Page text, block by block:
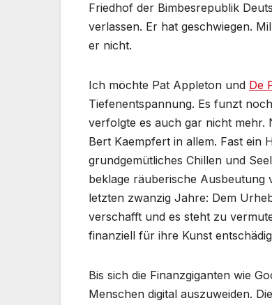
Friedhof der Bimbesrepublik
verlassen. Er hat geschwiegen.
er nicht.
Ich möchte Pat Appleton und De
Tiefenentspannung. Es funzt
verfolgte es auch gar nicht mehr.
Bert Kaempfert in allem. Fast ein
grundgemütliches Chillen und
beklage räuberische Ausbeutung
letzten zwanzig Jahre: Dem
verschafft und es steht zu
finanziell für ihre Kunst
Bis sich die Finanzgiganten wie
Menschen digital auszuweiden.